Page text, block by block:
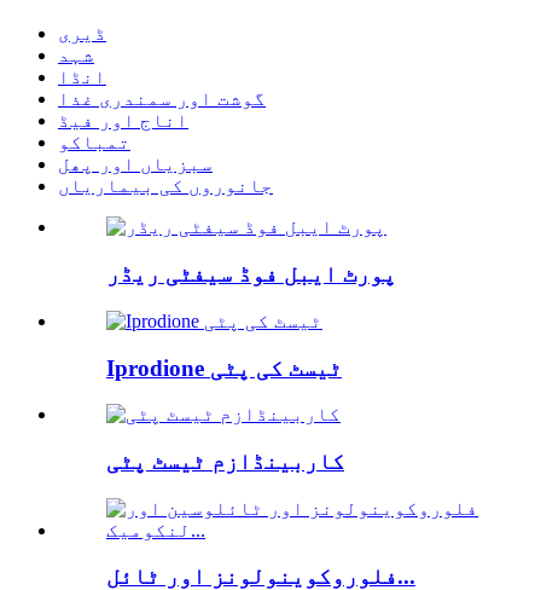
ڈیری
شہد
انڈا
گوشت اور سمندری غذا
اناج اور فیڈ
تمباکو
سبزیاں اور پھل
جانوروں کی بیماریاں
پورٹ ایبل فوڈ سیفٹی ریڈر
Iprodione ٹیسٹ کی پٹی
کاربینڈازم ٹیسٹ پٹی
فلوروکوینولونز اور ٹائل...